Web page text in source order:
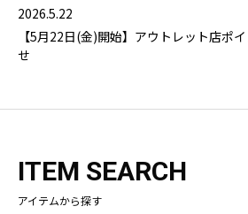
2026.5.22
【5月22日(金)開始】アウトレット店ポ
せ
ITEM SEARCH
アイテムから探す